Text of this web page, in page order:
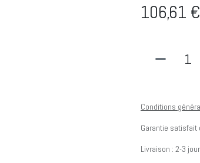
106,61 €
Conditions
Garantie satisfait
Livraison : 2-3